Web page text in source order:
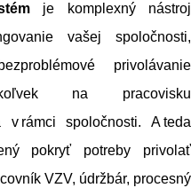
je komplexný nástroj
vašej spoločnosti,
privolávanie
na pracovisku
v rámci spoločnosti. A teda
pokryť potreby privolať
VZV, údržbár, procesný